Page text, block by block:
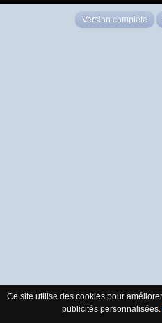
Version complète
Ce site utilise des cookies pour
publicités personnalisées.